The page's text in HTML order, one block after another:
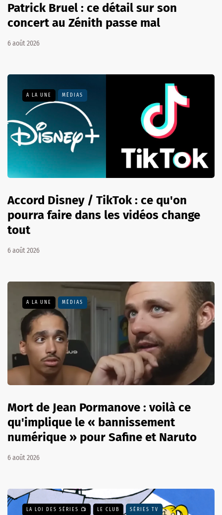
Patrick Bruel : ce détail sur son
concert au Zénith passe mal
6 août 2026
A LA UNE MÉDIAS
Accord Disney / TikTok : ce qu'on
pourra faire dans les vidéos change
tout
6 août 2026
A LA UNE MÉDIAS
Mort de Jean Pormanove : voilà ce
qu'implique le « bannissement
numérique » pour Safine et Naruto
6 août 2026
LA LOI DES SÉRIES 📺 LE CLUB SÉRIES TV